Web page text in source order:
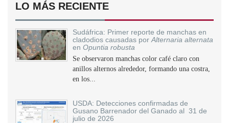
LO MÁS RECIENTE
Sudáfrica: Primer reporte de manchas en
cladodios causadas por Alternaria alternata
en Opuntia robusta
Se observaron manchas color café claro con
anillos alternos alrededor, formando una costra,
en los...
USDA: Detecciones confirmadas de
Gusano Barrenador del Ganado al 31 de
julio de 2026